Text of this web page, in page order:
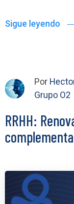
Sigue leyendo
Por
Grupo O2
RRHH: